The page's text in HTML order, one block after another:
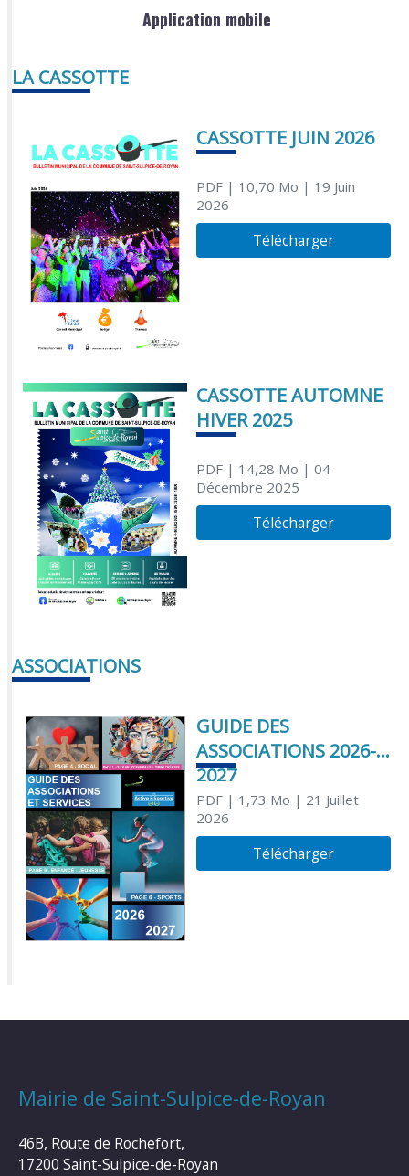
Application mobile
LA CASSOTTE
CASSOTTE JUIN 2026
PDF| 10,70 Mo | 19 Juin
2026
Télécharger
CASSOTTE AUTOMNE
HIVER 2025
PDF| 14,28 Mo | 04
Décembre 2025
Télécharger
ASSOCIATIONS
GUIDE DES
ASSOCIATIONS 2026-
2027
PDF| 1,73 Mo | 21 Juillet
2026
Télécharger
Mairie de Saint-Sulpice-de-Royan
46B, Route de Rochefort,
17200 Saint-Sulpice-de-Royan